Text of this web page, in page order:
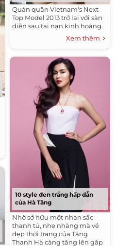
Quán quân Vietnam's Next
Top Model 2013 trở lại với sàn
diễn sau tai nạn kinh hoàng.
Xem thêm
10 style đen trắng hấp dẫn
của Hà Tăng
Nhờ sở hữu một nhan sắc
thanh tú, nhẹ nhàng mà vẻ
đẹp thời trang của Tăng
Thanh Hà càng tăng lên gấp